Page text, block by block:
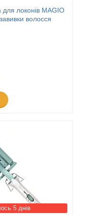
локонів MAGIO
волосся
5 днів